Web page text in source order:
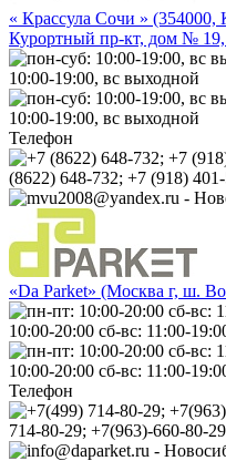
« Крассула Сочи » (354000,
Курортный пр-кт, дом № 19,
10:00-19:00, вс выходной
10:00-19:00, вс выходной
Телефон
(8622) 648-732; +7 (918)
«Da Parket» (Москва г, ш.
10:00-20:00 сб-вс: 11:00-
10:00-20:00 сб-вс: 11:00-
Телефон
714-80-29; +7(963)-660-80-29